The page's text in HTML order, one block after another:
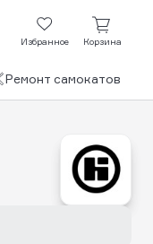
Избранное Корзина
Ремонт самокатов